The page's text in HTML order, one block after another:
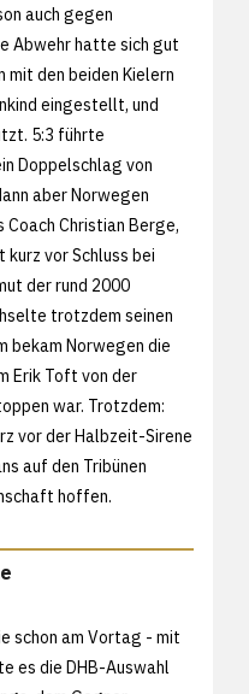
auch gegen
Abwehr hatte sich gut
mit den beiden Kielern
eingestellt, und
5:3 führte
Doppelschlag von
aber Norwegen
Coach Christian Berge,
vor Schluss bei
der rund 2000
trotzdem seinen
bekam Norwegen die
Erik Toft von der
war. Trotzdem:
vor der Halbzeit-Sirene
auf den Tribünen
hoffen.
schon am Vortag - mit
es die DHB-Auswahl